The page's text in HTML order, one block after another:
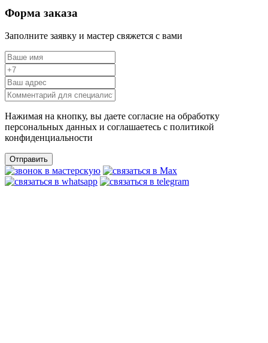
Форма заказа
Заполните заявку и мастер свяжется с вами
Нажимая на кнопку, вы даете согласие на обработку
персональных данных и соглашаетесь c политикой
конфиденциальности
Отправить